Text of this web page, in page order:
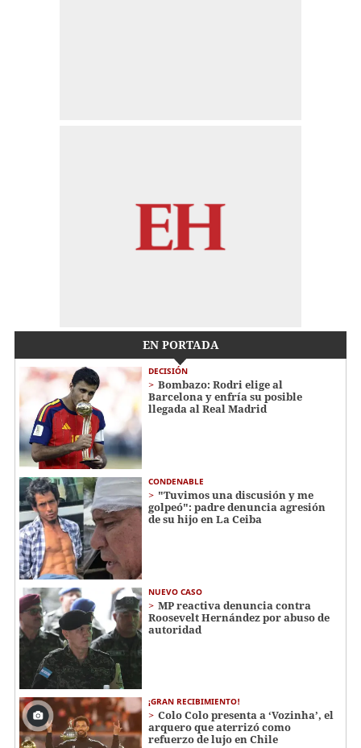
EN PORTADA
DECISIÓN
Bombazo: Rodri elige al
Barcelona y enfría su posible
llegada al Real Madrid
CONDENABLE
"Tuvimos una discusión y me
golpeó": padre denuncia agresión
de su hijo en La Ceiba
NUEVO CASO
MP reactiva denuncia contra
Roosevelt Hernández por abuso de
autoridad
¡GRAN RECIBIMIENTO!
Colo Colo presenta a ‘Vozinha’, el
arquero que aterrizó como
refuerzo de lujo en Chile